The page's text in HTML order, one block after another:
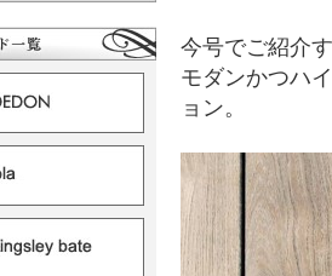
今号でご紹介
モダンかつハ
ョン。